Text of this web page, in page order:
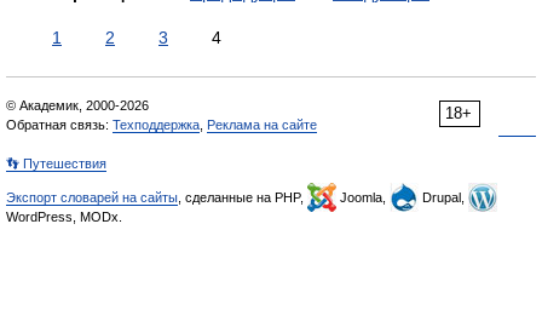
1 2 3 4
18+
© Академик, 2000-2026
Обратная связь: Техподдержка Реклама на сайте
👣 Путешествия
Экспорт словарей на сайты , сделанные на PHP, Joomla,
Drupal,
WordPress, MODx.